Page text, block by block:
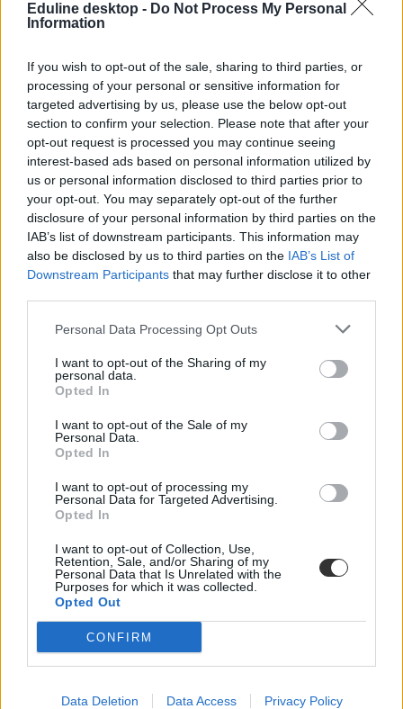
Eduline desktop - Do Not Process My Personal
Information
If you wish to opt-out of the sale, sharing to third parties, or
processing of your personal or sensitive information for
targeted advertising by us, please use the below opt-out
section to confirm your selection. Please note that after your
opt-out request is processed you may continue seeing
interest-based ads based on personal information utilized by
us or personal information disclosed to third parties prior to
your opt-out. You may separately opt-out of the further
disclosure of your personal information by third parties on the
IAB’s list of downstream participants. This information may
also be disclosed by us to third parties on the IAB’s List of
Downstream Participants that may further disclose it to other
Personal Data Processing Opt Outs
I want to opt-out of the Sharing of my
personal data.
Opted In
I want to opt-out of the Sale of my
Personal Data.
Opted In
I want to opt-out of processing my
Personal Data for Targeted Advertising.
Opted In
I want to opt-out of Collection, Use,
Retention, Sale, and/or Sharing of my
Personal Data that Is Unrelated with the
Purposes for which it was collected.
Opted Out
CONFIRM
Data Deletion Data Access Privacy Policy
képgaléria
ballagás
fotók
érettségi régen
ballagási képek